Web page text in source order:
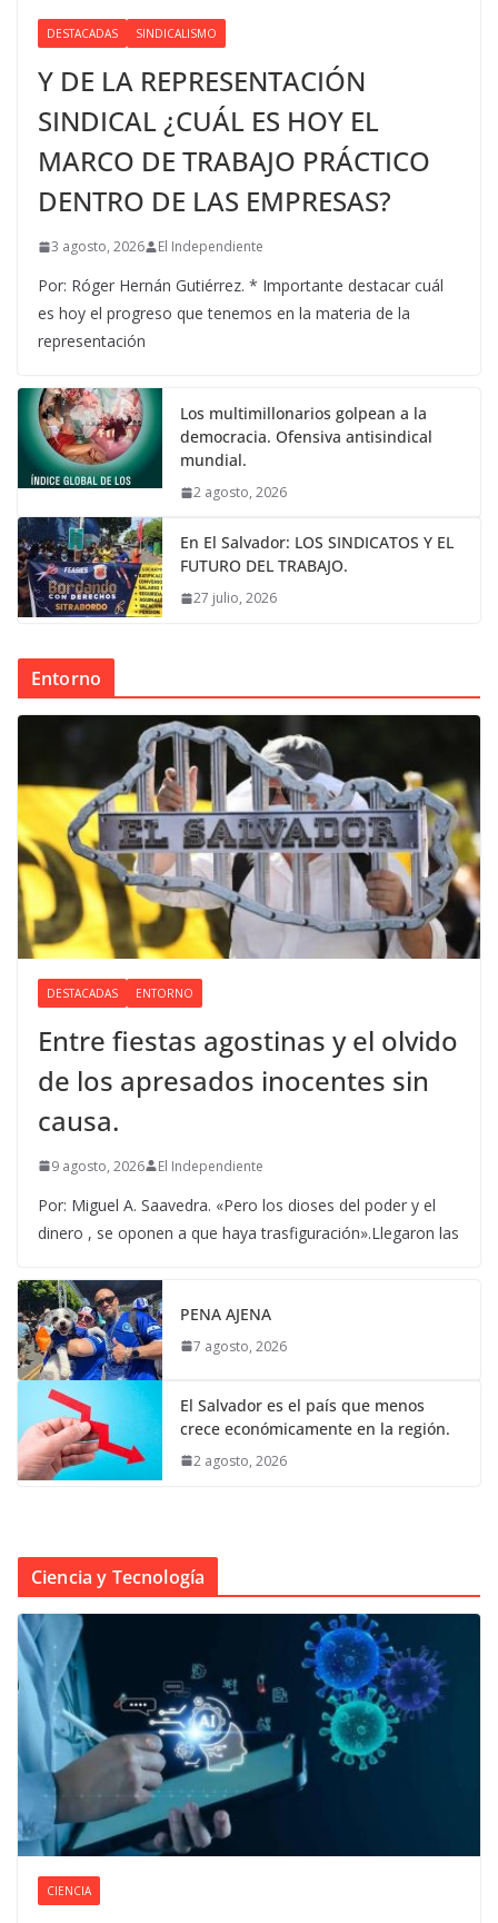
DESTACADAS SINDICALISMO
Y DE LA REPRESENTACIÓN
SINDICAL ¿CUÁL ES HOY EL
MARCO DE TRABAJO PRÁCTICO
DENTRO DE LAS EMPRESAS?
3 agosto, 2026 El Independiente
Por: Róger Hernán Gutiérrez. * Importante destacar cuál
es hoy el progreso que tenemos en la materia de la
representación
Los multimillonarios golpean a la
democracia. Ofensiva antisindical
mundial.
2 agosto, 2026
En El Salvador: LOS SINDICATOS Y EL
FUTURO DEL TRABAJO.
27 julio, 2026
Entorno
DESTACADAS ENTORNO
Entre fiestas agostinas y el olvido
de los apresados inocentes sin
causa.
9 agosto, 2026 El Independiente
Por: Miguel A. Saavedra. «Pero los dioses del poder y el
dinero , se oponen a que haya trasfiguración».Llegaron las
PENA AJENA
7 agosto, 2026
El Salvador es el país que menos
crece económicamente en la región.
2 agosto, 2026
Ciencia y Tecnología
CIENCIA